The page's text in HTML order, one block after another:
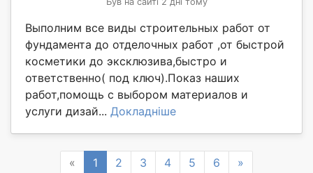
Выполним все виды строительных работ от
фундамента до отделочных работ ,от быстрой
косметики до эксклюзива,быстро и
ответственно( под ключ).Показ наших
работ,помощь с выбором материалов и
услуги дизай... Докладніше
« Previous
1 2 3 4 5 6 »